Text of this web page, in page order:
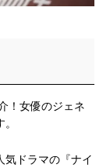
！女優のジェネ
ドラマの『ナイ